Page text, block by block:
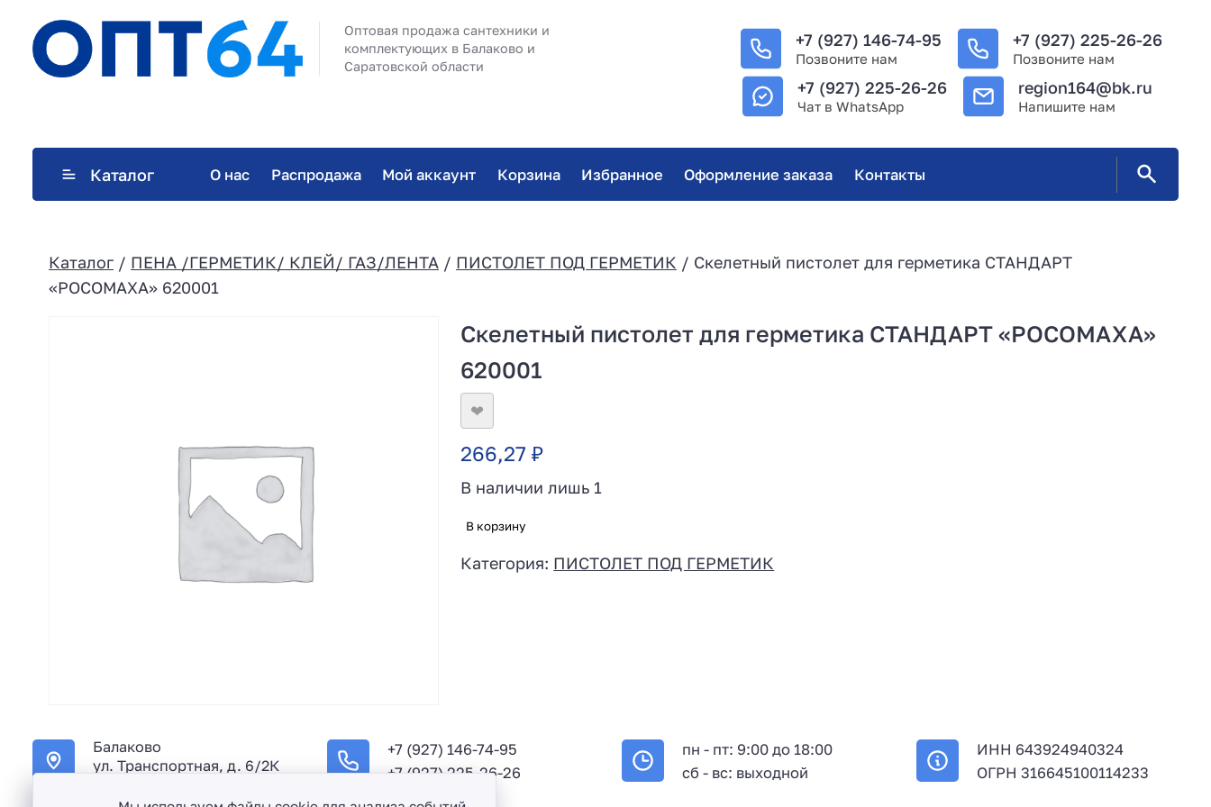
Оптовая продажа сантехники и
комплектующих в Балаково и
Саратовской области
+7 (927) 146-74-95
Позвоните нам
+7 (927) 225-26-26
Позвоните нам
+7 (927) 225-26-26
Чат в WhatsApp
region164@bk.ru
Напишите нам
Каталог О нас Распродажа Мой аккаунт Корзина Избранное Оформление заказа Контакты
Каталог / ПЕНА /ГЕРМЕТИК/ КЛЕЙ/ ГАЗ/ЛЕНТА / ПИСТОЛЕТ ПОД ГЕРМЕТИК / Скелетный пистолет для герметика СТАНДАРТ
«РОСОМАХА» 620001
Скелетный пистолет для герметика СТАНДАРТ «РОСОМАХА»
620001
❤
266,27₽
В наличии лишь 1
В корзину
Категория: ПИСТОЛЕТ ПОД ГЕРМЕТИК
Балаково
ул. Транспортная, д. 6/2К
+7 (927) 146-74-95
+7 (927) 225-26-26
пн - пт: 9:00 до 18:00
сб - вс: выходной
ИНН 643924940324
ОГРН 316645100114233